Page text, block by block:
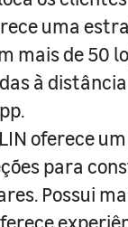
uma
mais de 50
à
oferece
para
Possui